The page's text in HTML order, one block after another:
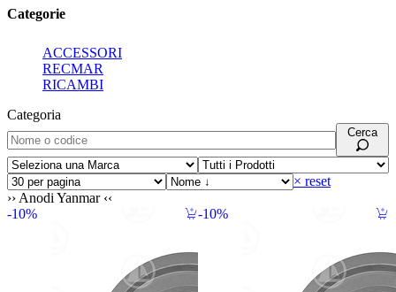
Categorie
ACCESSORI
RECMAR
RICAMBI
Categoria
Cerca
× reset
Anodi Yanmar
10% 10%